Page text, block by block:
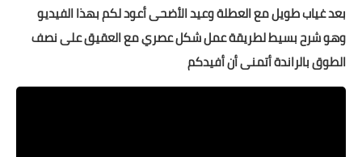
بعد غياب طويل مع العطلة وعيد الأضحى أعود لكم بهذا الفيديو
وهو شرح بسيط لطريقة عمل شكل عصري مع العقيق على نصف
الطوق بالراندة أتمنى أن أفيدكم